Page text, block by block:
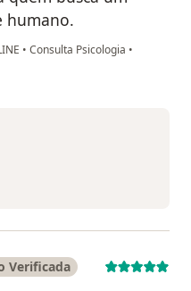
humano.
• Consulta Psicologia •
Verificada